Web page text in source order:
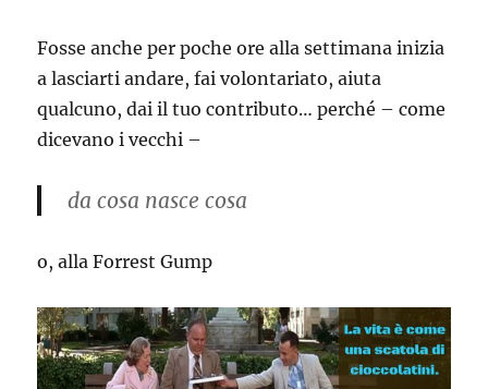
Fosse anche per poche ore alla settimana inizia
a lasciarti andare, fai volontariato, aiuta
qualcuno, dai il tuo contributo… perché – come
dicevano i vecchi –
da cosa nasce cosa
o, alla Forrest Gump